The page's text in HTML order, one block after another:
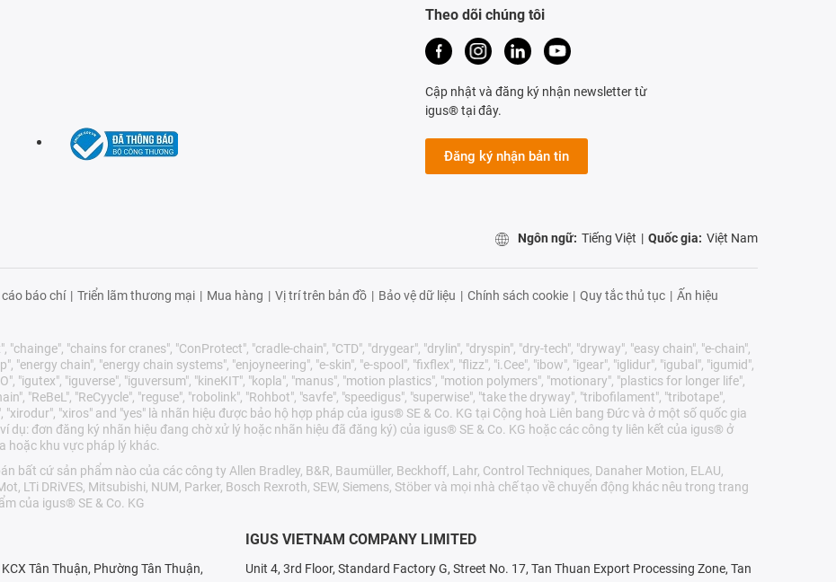
Theo dõi chúng tôi
Cập nhật và đăng ký nhận newsletter từ
igus® tại đây.
Đăng ký nhận bản tin
Ngôn ngữ: Tiếng Việt | Quốc gia: Việt Nam
báo chí | Triển lãm thương mại | Mua hàng | Vị trí trên bản đồ | Bảo vệ dữ liệu | Chính sách cookie | Quy tắc thủ tục | Ấn hiệu
"chainge", "chains for cranes", "ConProtect", "cradle-chain", "CTD", "drygear", "drylin", "dryspin", "dry-tech", "dryway", "easy chain", "e-chain",
"energy chain", "energy chain systems", "enjoyneering", "e-skin", "e-spool", "fixflex", "flizz", "i.Cee", "ibow", "igear", "iglidur", "igubal", "igumid",
"igutex", "iguverse", "iguversum", "kineKIT", "kopla", "manus", "motion plastics", "motion polymers", "motionary", "plastics for longer life",
"ReBeL", "ReCyycle", "reguse", "robolink", "Rohbot", "savfe", "speedigus", "superwise", "take the dryway", "tribofilament", "tribotape",
"xiros" and "yes" là nhãn hiệu được bảo hộ hợp pháp của igus® SE & Co. KG tại Cộng hoà Liên bang Đức và ở một số quốc gia
dụ: đơn đăng ký nhãn hiệu đang chờ xử lý hoặc nhãn hiệu đã đăng ký) của igus® SE & Co. KG hoặc các công ty liên kết của igus® ở
hoặc khu vực pháp lý khác.
bất cứ sản phẩm nào của các công ty Allen Bradley, B&R, Baumüller, Beckhoff, Lahr, Control Techniques, Danaher Motion, ELAU,
LTi DRiVES, Mitsubishi, NUM, Parker, Bosch Rexroth, SEW, Siemens, Stöber và mọi nhà chế tạo về chuyển động khác nêu trong trang
của igus® SE & Co. KG
Tân Thuận, Phường Tân Thuận,
IGUS VIETNAM COMPANY LIMITED
Unit 4, 3rd Floor, Standard Factory G, Street No. 17, Tan Thuan Export Processing Zone, Tan